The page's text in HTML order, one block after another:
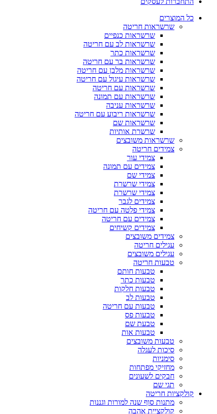
המוצרים
שרשראות חריטה
שרשראות כנפיים
שרשראות לב עם חריטה
שרשראות כתר
שרשראות בר עם חריטה
שרשראות מלבן עם חריטה
שרשראות עיגול עם חריטה
שרשראות עם חריטה
שרשראות עם תמונה
שרשראות עניבה
שרשראות ריבוע עם חריטה
שרשראות שם
שרשרת אותיות
שרשראות משובצים
צמידים חריטה
צמידי עור
צמידים עם תמונה
צמידי שם
צמידי שרשרת
צמידי שרשרת
צמידים לגבר
צמידי פלטה עם חריטה
צמידים עם חריטה
צמידים קשיחים
צמידים משובצים
עגילים חריטה
עגילים משובצים
טבעות חריטה
טבעות חותם
טבעות כתר
טבעות חלקות
טבעות לב
טבעות עם חריטה
טבעות פס
טבעת שם
טבעות אות
טבעות משובצים
סיכות לעגלה
סימניות
מחזיקי מפתחות
חבקים לשעונים
תגי שם
חריטה
מתנות סוף שנה למורות וגננות
קולקציית אהבה